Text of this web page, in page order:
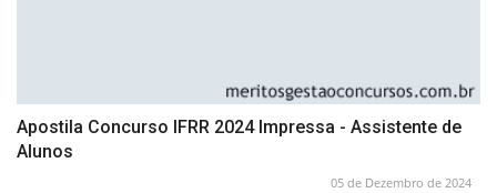
Apostila Concurso IFRR 2024 Impressa - Assistente de
Alunos
05 de Dezembro de 2024